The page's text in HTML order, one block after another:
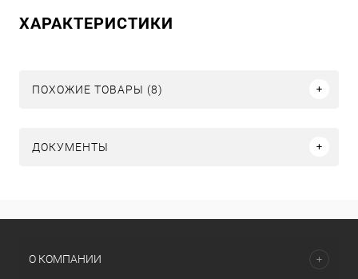
ХАРАКТЕРИСТИКИ
ПОХОЖИЕ ТОВАРЫ (8)
ДОКУМЕНТЫ
О КОМПАНИИ